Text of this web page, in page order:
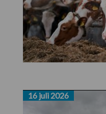
16 juli 2026